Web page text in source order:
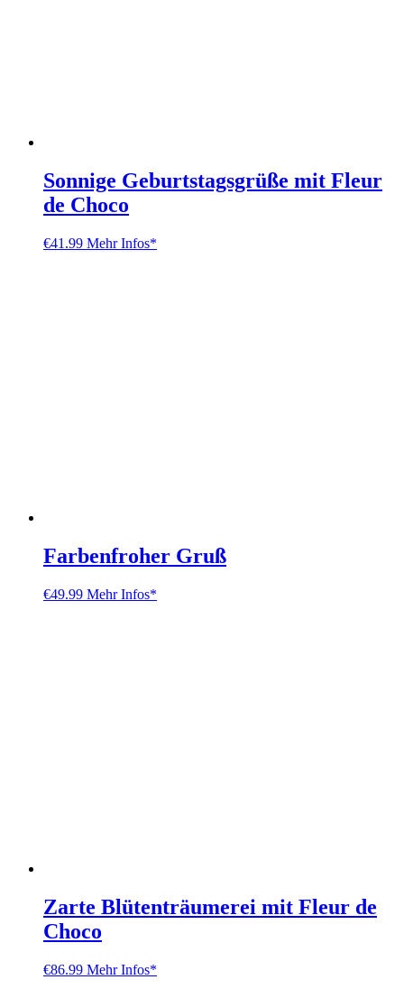
Sonnige Geburtstagsgrüße mit Fleur
de Choco
€41.99 Mehr Infos*
Farbenfroher Gruß
€49.99 Mehr Infos*
Zarte Blütenträumerei mit Fleur de
Choco
€86.99 Mehr Infos*